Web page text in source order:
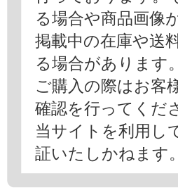
る場合や商品画像
掲載中の在庫や送
る場合があります
ご購入の際はお客
確認を行ってくだ
当サイトを利用し
証いたしかねます